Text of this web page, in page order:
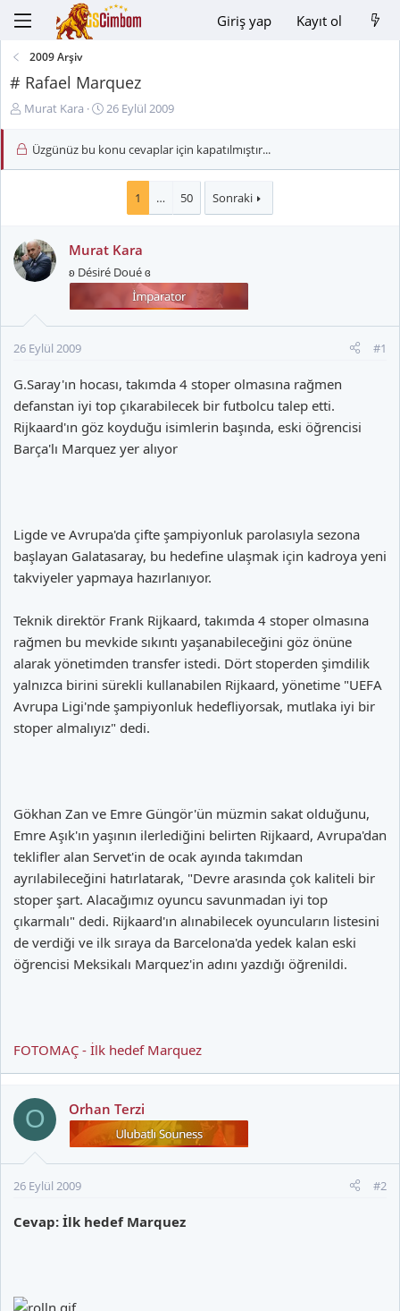
Giriş yap Kayıt ol
2009 Arşiv
# Rafael Marquez
K
n
ş
l
a
Murat Kara
B
ç
t
a
r
i
26 Eylül 2009
Üzgünüz bu konu cevaplar için kapatılmıştır...
1 … 50 Sonraki
Murat Kara
ʚ Désiré Doué ɞ
26 Eylül 2009 #1
G.Saray'ın hocası, takımda 4 stoper olmasına rağmen
defanstan iyi top çıkarabilecek bir futbolcu talep etti.
Rijkaard'ın göz koyduğu isimlerin başında, eski öğrencisi
Barça'lı Marquez yer alıyor
Ligde ve Avrupa'da çifte şampiyonluk parolasıyla sezona
başlayan Galatasaray, bu hedefine ulaşmak için kadroya yeni
takviyeler yapmaya hazırlanıyor.
Teknik direktör Frank Rijkaard, takımda 4 stoper olmasına
rağmen bu mevkide sıkıntı yaşanabileceğini göz önüne
alarak yönetimden transfer istedi. Dört stoperden şimdilik
yalnızca birini sürekli kullanabilen Rijkaard, yönetime "UEFA
Avrupa Ligi'nde şampiyonluk hedefliyorsak, mutlaka iyi bir
stoper almalıyız" dedi.
Gökhan Zan ve Emre Güngör'ün müzmin sakat olduğunu,
Emre Aşık'ın yaşının ilerlediğini belirten Rijkaard, Avrupa'dan
teklifler alan Servet'in de ocak ayında takımdan
ayrılabileceğini hatırlatarak, "Devre arasında çok kaliteli bir
stoper şart. Alacağımız oyuncu savunmadan iyi top
çıkarmalı" dedi. Rijkaard'ın alınabilecek oyuncuların listesini
de verdiği ve ilk sıraya da Barcelona'da yedek kalan eski
öğrencisi Meksikalı Marquez'in adını yazdığı öğrenildi.
FOTOMAÇ - İlk hedef Marquez
O Orhan Terzi
26 Eylül 2009 #2
Cevap: İlk hedef Marquez